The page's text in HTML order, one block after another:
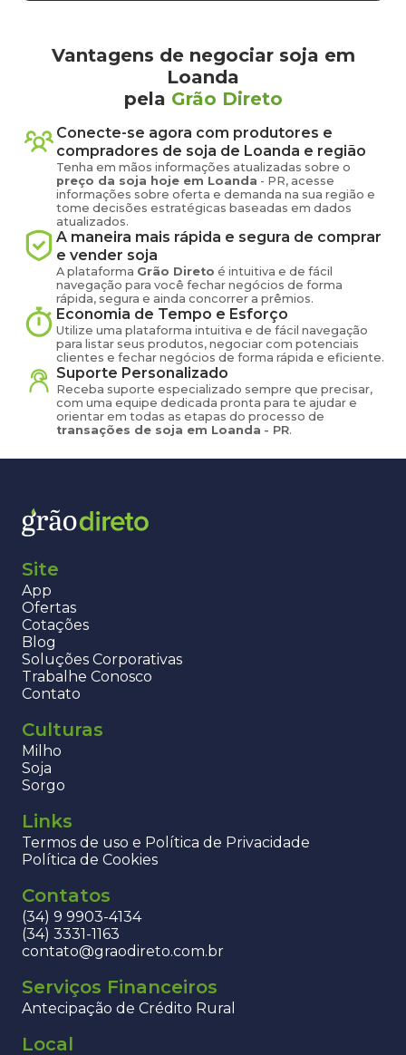
Vantagens de negociar soja em
Loanda
pela Grão Direto
Conecte-se agora com produtores e
compradores de soja de Loanda e região
Tenha em mãos informações atualizadas sobre o
preço da soja hoje em Loanda - PR, acesse
informações sobre oferta e demanda na sua região e
tome decisões estratégicas baseadas em dados
atualizados.
A maneira mais rápida e segura de comprar
e vender soja
A plataforma Grão Direto é intuitiva e de fácil
navegação para você fechar negócios de forma
rápida, segura e ainda concorrer a prêmios.
Economia de Tempo e Esforço
Utilize uma plataforma intuitiva e de fácil navegação
para listar seus produtos, negociar com potenciais
clientes e fechar negócios de forma rápida e eficiente.
Suporte Personalizado
Receba suporte especializado sempre que precisar,
com uma equipe dedicada pronta para te ajudar e
orientar em todas as etapas do processo de
transações de soja em Loanda - PR.
Site
App
Ofertas
Cotações
Blog
Soluções Corporativas
Trabalhe Conosco
Contato
Culturas
Milho
Soja
Sorgo
Links
Termos de uso e Política de Privacidade
Política de Cookies
Contatos
(34) 9 9903-4134
(34) 3331-1163
contato@graodireto.com.br
Serviços Financeiros
Antecipação de Crédito Rural
Local